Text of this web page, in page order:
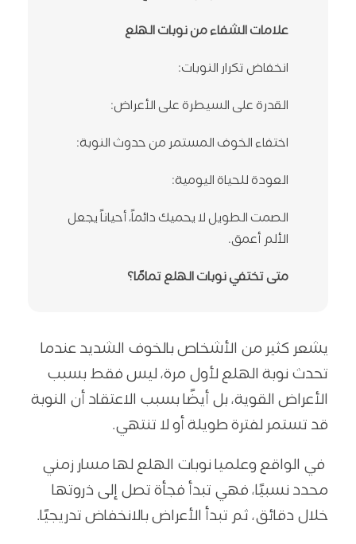
علامات الشفاء من نوبات الهلع
انخفاض تكرار النوبات:
القدرة على السيطرة على الأعراض:
اختفاء الخوف المستمر من حدوث النوبة:
العودة للحياة اليومية:
الصمت الطويل لا يحميك دائماً، أحياناً يجعل
الألم أعمق.
متى تختفي نوبات الهلع تمامًا؟
كل يوم تؤجل فيه طلب المساعدة قد يجعل
العودة إلى نفسك أصعب.
يشعر كثير من الأشخاص بالخوف الشديد عندما
تحدث نوبة الهلع لأول مرة، ليس فقط بسبب
الأعراض القوية، بل أيضًا بسبب الاعتقاد أن النوبة
قد تستمر لفترة طويلة أو لا تنتهي.
في الواقع وعلميا نوبات الهلع لها مسار زمني
محدد نسبيًا، فهي تبدأ فجأة تصل إلى ذروتها
خلال دقائق، ثم تبدأ الأعراض بالانخفاض تدريجيًا.